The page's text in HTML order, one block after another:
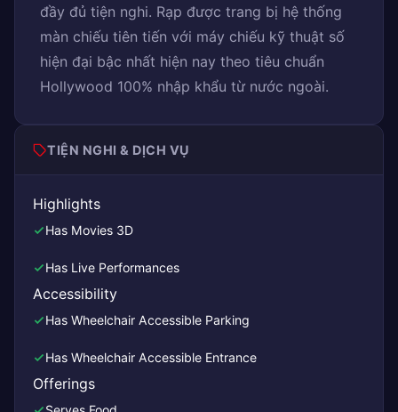
đầy đủ tiện nghi. Rạp được trang bị hệ thống
màn chiếu tiên tiến với máy chiếu kỹ thuật số
hiện đại bậc nhất hiện nay theo tiêu chuẩn
Hollywood 100% nhập khẩu từ nước ngoài.
TIỆN NGHI & DỊCH VỤ
Highlights
Has Movies 3D
Has Live Performances
Accessibility
Has Wheelchair Accessible Parking
Has Wheelchair Accessible Entrance
Offerings